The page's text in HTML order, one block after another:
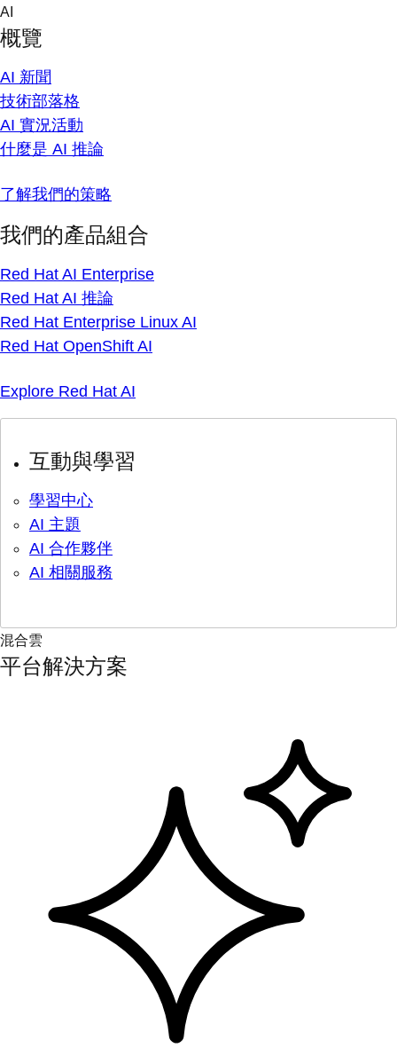
Skip
content
AI
概覽
AI 新聞
技術部落格
AI 實況活動
什麼是 AI 推論
了解我們的策略
我們的產品組合
Red Hat AI Enterprise
Red Hat AI 推論
Red Hat Enterprise Linux AI
Red Hat OpenShift AI
Explore Red Hat AI
互動與學習
學習中心
AI 主題
AI 合作夥伴
AI 相關服務
混合雲
平台解決方案